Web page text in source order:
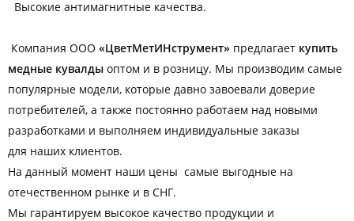
Высокие антимагнитные качества.
Компания ООО «ЦветМетИНструмент» предлагает купить
медные кувалды оптом и в розницу. Мы производим самые
популярные модели, которые давно завоевали доверие
потребителей, а также постоянно работаем над новыми
разработками и выполняем индивидуальные заказы
для наших клиентов.
На данный момент наши цены самые выгодные на
отечественном рынке и в СНГ.
Мы гарантируем высокое качество продукции и